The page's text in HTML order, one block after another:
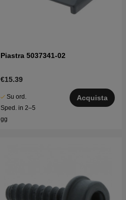
Piastra 5037341-02
€15.39
Su ord.
Sped. in 2–5
gg
Acquista